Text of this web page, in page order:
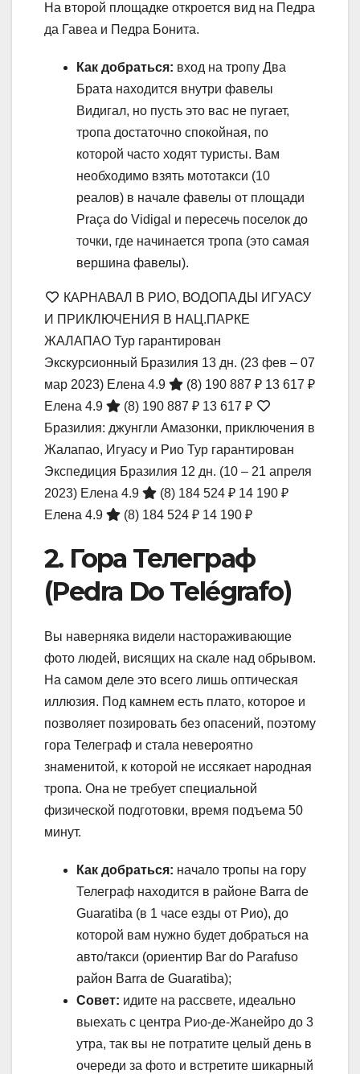
На второй площадке откроется вид на Педра
да Гавеа и Педра Бонита.
Как добраться: вход на тропу Два
Брата находится внутри фавелы
Видигал, но пусть это вас не пугает,
тропа достаточно спокойная, по
которой часто ходят туристы. Вам
необходимо взять мототакси (10
реалов) в начале фавелы от площади
Praça do Vidigal и пересечь поселок до
точки, где начинается тропа (это самая
вершина фавелы).
КАРНАВАЛ В РИО, ВОДОПАДЫ ИГУАСУ
И ПРИКЛЮЧЕНИЯ В НАЦ.ПАРКЕ
ЖАЛАПАО Тур гарантирован
Экскурсионный Бразилия 13 дн. (23 фев – 07
мар 2023) Елена 4.9 (8) 190 887 ₽ 13 617 ₽
Елена 4.9
(8) 190 887 ₽ 13 617 ₽
Бразилия: джунгли Амазонки, приключения в
Жалапао, Игуасу и Рио Тур гарантирован
Экспедиция Бразилия 12 дн. (10 – 21 апреля
2023) Елена 4.9 (8) 184 524 ₽ 14 190 ₽
Елена 4.9
(8) 184 524 ₽ 14 190 ₽
2. Гора Телеграф
(Pedra Do Telégrafo)
Вы наверняка видели настораживающие
фото людей, висящих на скале над обрывом.
На самом деле это всего лишь оптическая
иллюзия. Под камнем есть плато, которое и
позволяет позировать без опасений, поэтому
гора Телеграф и стала невероятно
знаменитой, к которой не иссякает народная
тропа. Она не требует специальной
физической подготовки, время подъема 50
минут.
Как добраться: начало тропы на гору
Телеграф находится в районе Barra de
Guaratiba (в 1 часе езды от Рио), до
которой вам нужно будет добраться на
авто/такси (ориентир Bar do Parafuso
район Barra de Guaratiba);
Совет: идите на рассвете, идеально
выехать с центра Рио-де-Жанейро до 3
утра, так вы не потратите целый день в
очереди за фото и встретите шикарный